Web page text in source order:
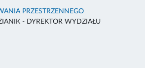
PRZESTRZENNEGO
- DYREKTOR WYDZIAŁU